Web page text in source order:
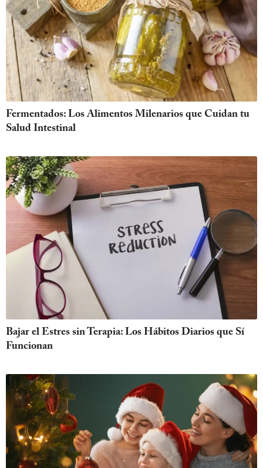
Fermentados: Los Alimentos Milenarios que Cuidan tu
Salud Intestinal
Bajar el Estres sin Terapia: Los Hábitos Diarios que Sí
Funcionan